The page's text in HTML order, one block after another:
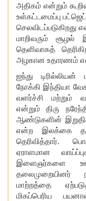
அதிகம் என்றும்
உள்கட்டமைப்பு
செலவிடப்படுகிறது
மாறிவரும் சூழல்
தெளிவாகத்
அழகான உதாரணம்
ஐந்து
நோக்கி இந்தியா
வளர்ச்சி மற்றும்
என்றும் திரு
ஆண்டுகளின்
என்ற இலக்கை
தெரிவித்தார்.
ஏராளமான
இளைஞர்களை
தலைமுறையினர்
மாற்றத்தை
மிகப்பெரிய